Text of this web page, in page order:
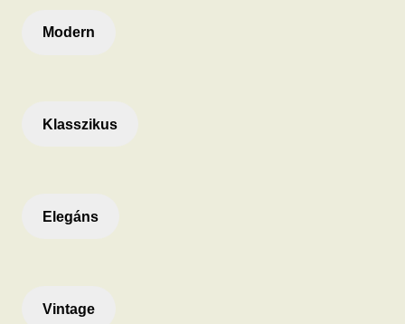
Modern
Klasszikus
Elegáns
Vintage